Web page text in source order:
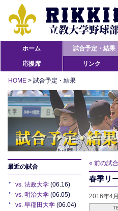
ホーム 試合予定・結果
応援席 リンク
HOME > 試合予定・結果
最近の試合
vs. 法政大学 (06.16)
vs. 明治大学 (06.05)
vs. 早稲田大学 (06.04)
« 前の試合
春季リ
2016年4